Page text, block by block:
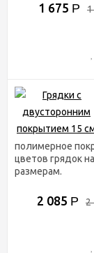
1 675 Р
полимерное
цветов грядок
размерам.
2 085 Р 2